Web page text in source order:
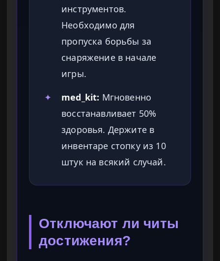
инструментов.
Необходимо для
пропуска борьбы за
снаряжение в начале
игры.
✦
med_kit: Мгновенно
восстанавливает 50%
здоровья. Держите в
инвентаре стопку из 10
штук на всякий случай.
Отключают ли читы
достижения?